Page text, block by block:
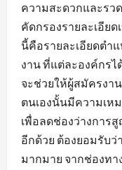
ความสะดวกและรว
คัดกรองรายละเอีย
นี้คือรายละเอียดต
งาน ที่แต่ละองค์กรไ
จะช่วยให้ผู้สมัครงา
ตนเองนั้นมีความเห
เพื่อลดช่องว่างการ
อีกด้วย ต้องยอมรับ
มากมาย จากช่องท